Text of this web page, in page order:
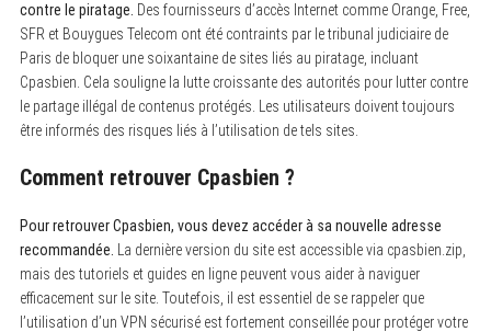
contre le piratage. Des fournisseurs d’accès Internet comme Orange, Free,
SFR et Bouygues Telecom ont été contraints par le tribunal judiciaire de
Paris de bloquer une soixantaine de sites liés au piratage, incluant
Cpasbien. Cela souligne la lutte croissante des autorités pour lutter contre
le partage illégal de contenus protégés. Les utilisateurs doivent toujours
être informés des risques liés à l’utilisation de tels sites.
Comment retrouver Cpasbien ?
Pour retrouver Cpasbien, vous devez accéder à sa nouvelle adresse
recommandée.
La dernière version du site est accessible via cpasbien.zip,
mais des tutoriels et guides en ligne peuvent vous aider à naviguer
efficacement sur le site. Toutefois, il est essentiel de se rappeler que
l’utilisation d’un VPN sécurisé est fortement conseillée pour protéger votre